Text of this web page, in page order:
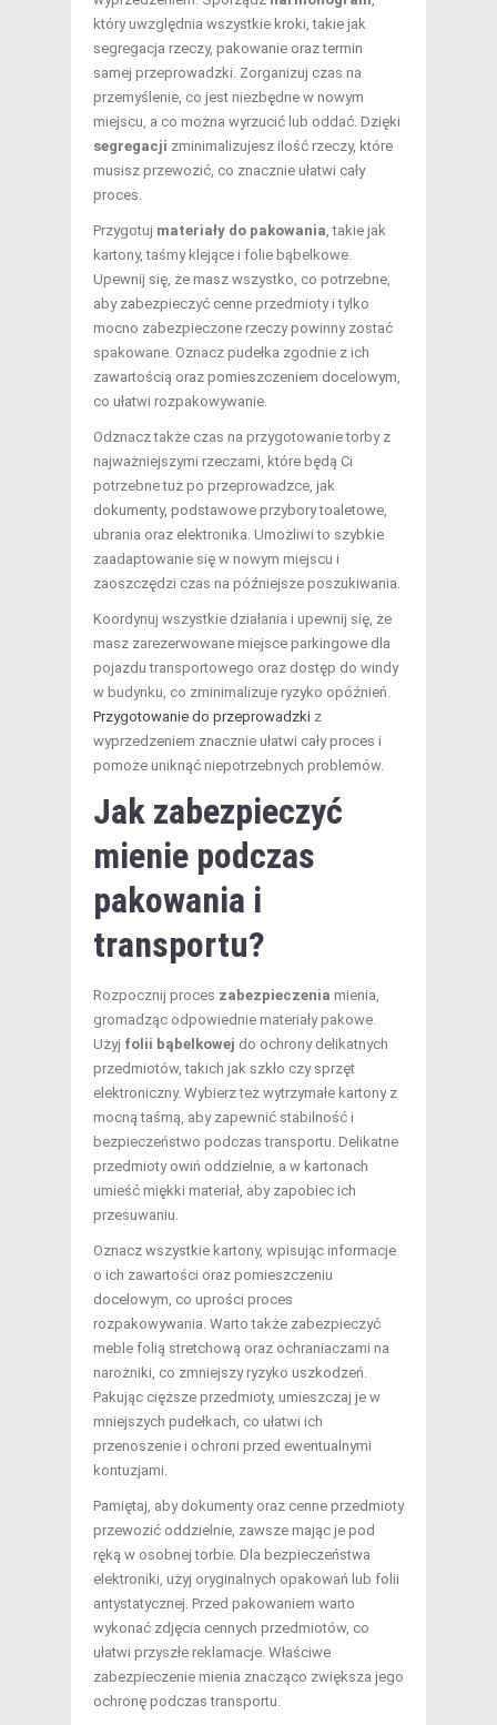
który uwzględnia wszystkie kroki, takie jak
segregacja rzeczy, pakowanie oraz termin
samej przeprowadzki. Zorganizuj czas na
przemyślenie, co jest niezbędne w nowym
miejscu, a co można wyrzucić lub oddać. Dzięki
segregacji zminimalizujesz ilość rzeczy, które
musisz przewozić, co znacznie ułatwi cały
proces.
Przygotuj materiały do pakowania, takie jak
kartony, taśmy klejące i folie bąbelkowe.
Upewnij się, że masz wszystko, co potrzebne,
aby zabezpieczyć cenne przedmioty i tylko
mocno zabezpieczone rzeczy powinny zostać
spakowane. Oznacz pudełka zgodnie z ich
zawartością oraz pomieszczeniem docelowym,
co ułatwi rozpakowywanie.
Odznacz także czas na przygotowanie torby z
najważniejszymi rzeczami, które będą Ci
potrzebne tuż po przeprowadzce, jak
dokumenty, podstawowe przybory toaletowe,
ubrania oraz elektronika. Umożliwi to szybkie
zaadaptowanie się w nowym miejscu i
zaoszczędzi czas na późniejsze poszukiwania.
Koordynuj wszystkie działania i upewnij się, że
masz zarezerwowane miejsce parkingowe dla
pojazdu transportowego oraz dostęp do windy
w budynku, co zminimalizuje ryzyko opóźnień.
Przygotowanie do przeprowadzki z
wyprzedzeniem znacznie ułatwi cały proces i
pomoże uniknąć niepotrzebnych problemów.
Jak zabezpieczyć
mienie podczas
pakowania i
transportu?
Rozpocznij proces zabezpieczenia mienia,
gromadząc odpowiednie materiały pakowe.
Użyj folii bąbelkowej do ochrony delikatnych
przedmiotów, takich jak szkło czy sprzęt
elektroniczny. Wybierz też wytrzymałe kartony z
mocną taśmą, aby zapewnić stabilność i
bezpieczeństwo podczas transportu. Delikatne
przedmioty owiń oddzielnie, a w kartonach
umieść miękki materiał, aby zapobiec ich
przesuwaniu.
Oznacz wszystkie kartony, wpisując informacje
o ich zawartości oraz pomieszczeniu
docelowym, co uprości proces
rozpakowywania. Warto także zabezpieczyć
meble folią stretchową oraz ochraniaczami na
narożniki, co zmniejszy ryzyko uszkodzeń.
Pakując cięższe przedmioty, umieszczaj je w
mniejszych pudełkach, co ułatwi ich
przenoszenie i ochroni przed ewentualnymi
kontuzjami.
Pamiętaj, aby dokumenty oraz cenne przedmioty
przewozić oddzielnie, zawsze mając je pod
ręką w osobnej torbie. Dla bezpieczeństwa
elektroniki, użyj oryginalnych opakowań lub folii
antystatycznej. Przed pakowaniem warto
wykonać zdjęcia cennych przedmiotów, co
ułatwi przyszłe reklamacje. Właściwe
zabezpieczenie mienia znacząco zwiększa jego
ochronę podczas transportu.